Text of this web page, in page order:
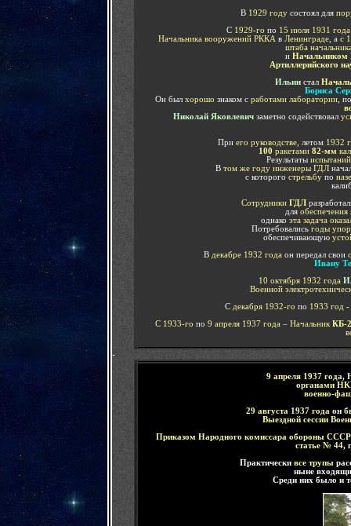
В1929 году состоял для
С1929-го по 15 июля 1931 года
Начальника вооружений РККА в Ленинграде , а с
штаба
и Начальником
Артиллерийского
Ильинстал
Бориса
Он был хорошо знаком с работами лаборатории ,
Николай Яковлевич заметно содействовал
При его руководстве, летом 1932
100 ракетами 82-мм
Результатыиспытаний
Втом же году инженеры ГДЛ
с которого стрельбу по
СотрудникиГДЛ
для
однако эта задача
Потребовались годы
обеспечивающую
Вдекабре 1932 года он передал свои
Ивану
10 октября 1932 года
Военной
Сдекабря 1932-го по 1933 год -
С 1933-го по 9 апреля 1937 года – Начальник КБ-2
-
9 апреля 1937 года,
органами
военно-
29 августа 1937 года он
Выездной сессии
Приказом Народного комиссара обороны
статье № 44,
Практически все трупы
ныне
Среди них было и